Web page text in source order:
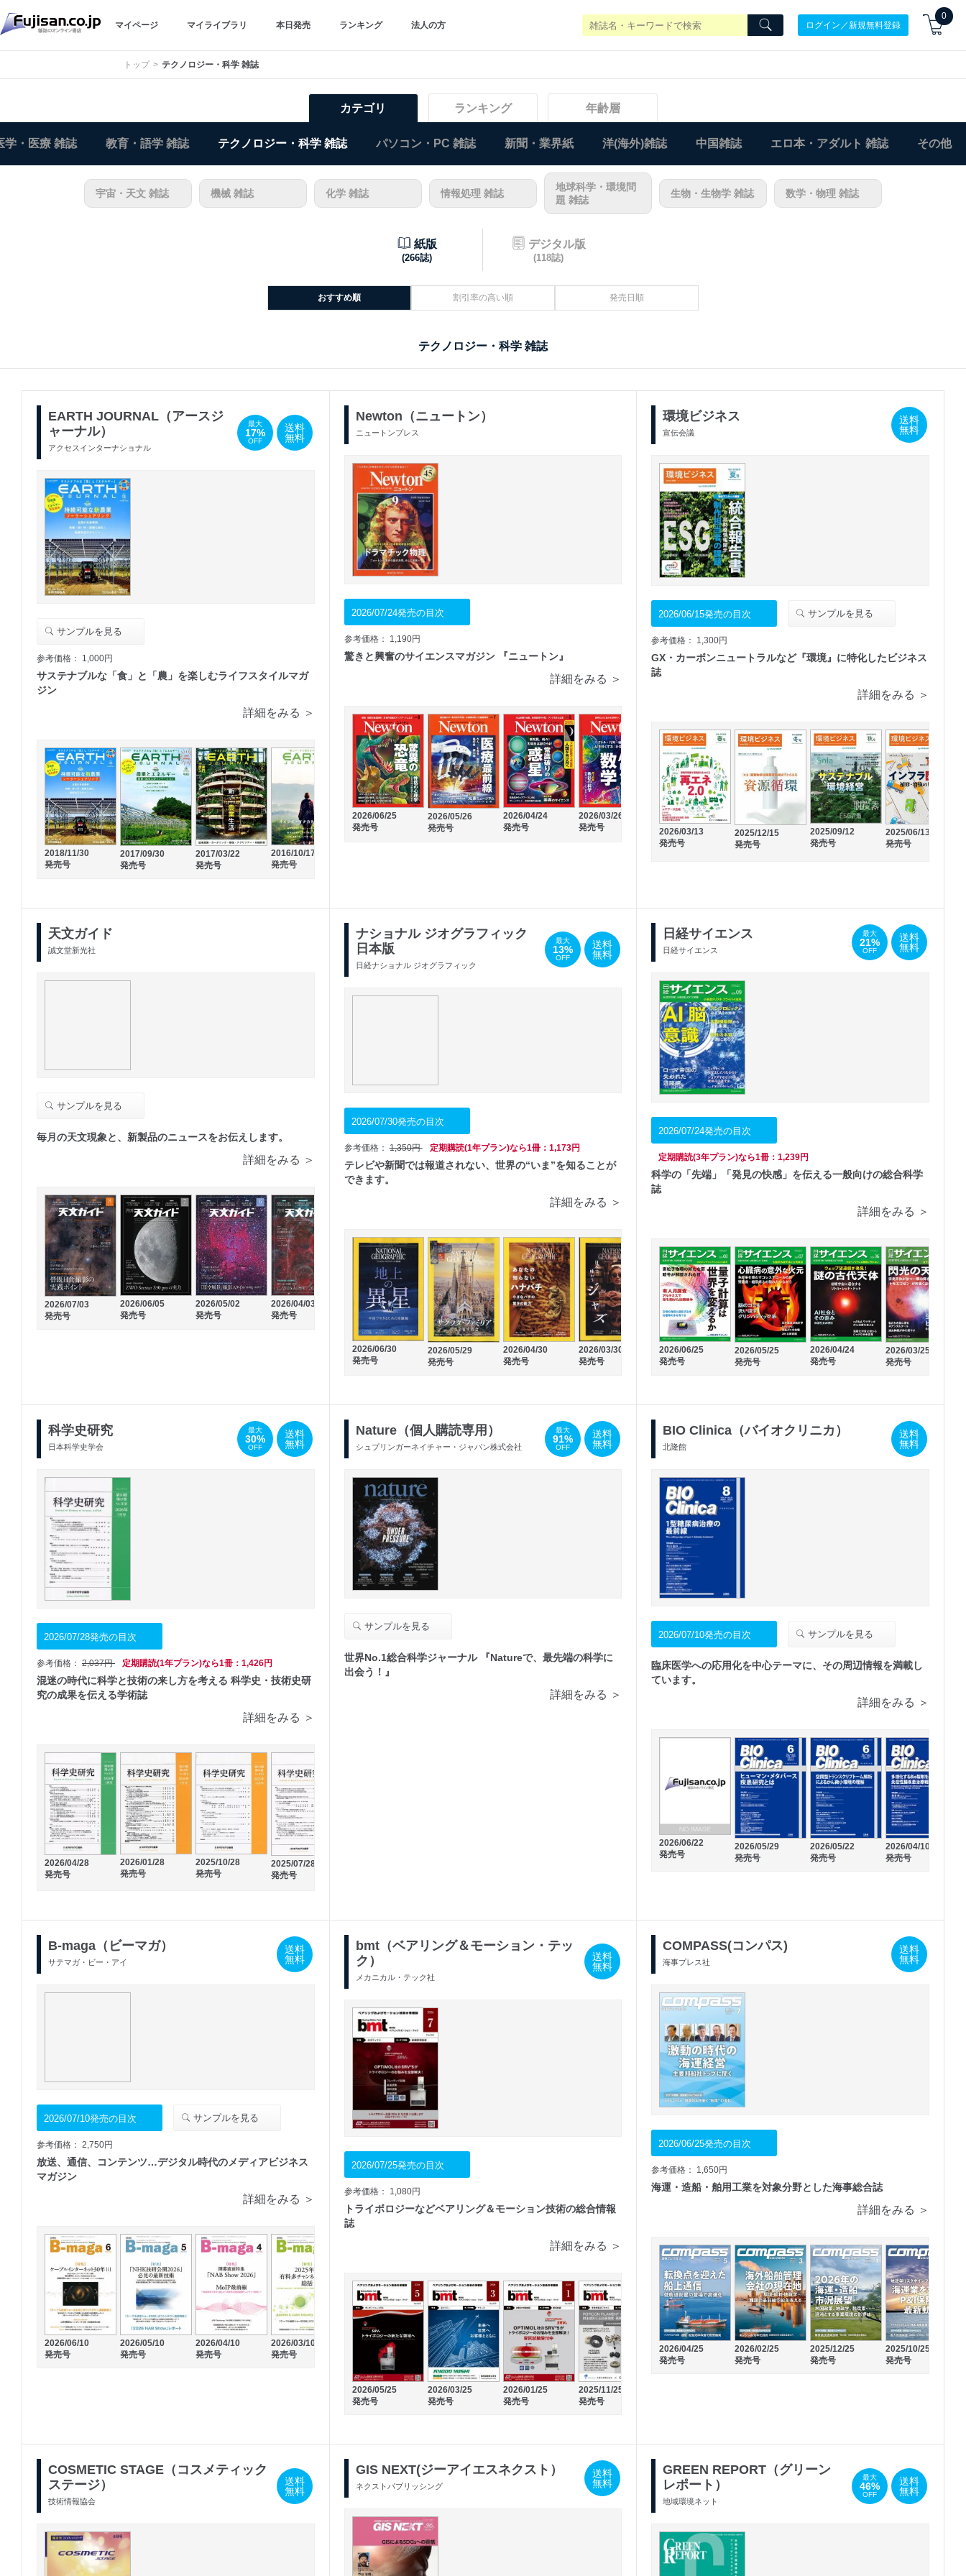
マイページ マイライブラリ 本日発売 ランキング 法人の方 ログイン／新規無料登録
0
トップ テクノロジー・科学 雑誌
カテゴリ ランキング 年齢層
学・医療 雑誌 教育・語学 雑誌 テクノロジー・科学 雑誌 パソコン・PC 雑誌 新聞・業界紙 洋(海外)雑誌 中国雑誌 エロ本・アダルト 雑誌 その他
宇宙・天文 雑誌 機械 雑誌 化学 雑誌 情報処理 雑誌
地球科学・環境問
題 雑誌
生物・生物学 雑誌 数学・物理 雑誌
紙版
(266誌)
デジタル版
(118誌)
おすすめ順 割引率の高い順 発売日順
テクノロジー・科学 雑誌
EARTH JOURNAL（アースジ
ャーナル）
アクセスインターナショナル
最大
17%
OFF
送料
無料
サンプルを見る
参考価格： 1,000円
サステナブルな「食」と「農」を楽しむライフスタイルマガ
ジン
詳細をみる ＞
2018/11/30
発売号
2017/09/30
発売号
2017/03/22
発売号
2016/10/17
発売号
Newton（ニュートン）
ニュートンプレス
2026/07/24発売の目次
参考価格： 1,190円
驚きと興奮のサイエンスマガジン 『ニュートン』
詳細をみる ＞
2026/06/25
発売号
2026/05/26
発売号
2026/04/24
発売号
2026/03/26
発売号
2026/02/26
発売号
2026/01/26
発売号
環境ビジネス
宣伝会議
送料
無料
2026/06/15発売の目次 サンプルを見る
参考価格： 1,300円
GX・カーボンニュートラルなど『環境』に特化したビジネス
誌
詳細をみる ＞
2026/03/13
発売号
2025/12/15
発売号
2025/09/12
発売号
2025/06/13
発売号
天文ガイド
誠文堂新光社
サンプルを見る
毎月の天文現象と、新製品のニュースをお伝えします。
詳細をみる ＞
2026/07/03
発売号
2026/06/05
発売号
2026/05/02
発売号
2026/04/03
発売号
2026/03/05
発売号
2026/02/05
発売号
ナショナル ジオグラフィック
日本版
日経ナショナル ジオグラフィック
最大
13%
OFF
送料
無料
2026/07/30発売の目次
参考価格：1,350円 定期購読(1年プラン)なら1冊：1,173円
テレビや新聞では報道されない、世界の“いま”を知ることが
できます。
詳細をみる ＞
2026/06/30
発売号
2026/05/29
発売号
2026/04/30
発売号
2026/03/30
発売号
2026/02/28
発売号
2026/01/30
発売号
日経サイエンス
日経サイエンス
最大
21%
OFF
送料
無料
2026/07/24発売の目次
定期購読(3年プラン)なら1冊：1,239円
科学の「先端」「発見の快感」を伝える一般向けの総合科学
誌
詳細をみる ＞
2026/06/25
発売号
2026/05/25
発売号
2026/04/24
発売号
2026/03/25
発売号
科学史研究
日本科学史学会
最大
30%
OFF
送料
無料
2026/07/28発売の目次
参考価格： 2,037円 定期購読(1年プラン)なら1冊：1,426円
混迷の時代に科学と技術の来し方を考える 科学史・技術史研
究の成果を伝える学術誌
詳細をみる ＞
2026/04/28
発売号
2026/01/28
発売号
2025/10/28
発売号
2025/07/28
発売号
Nature（個人購読専用）
シュプリンガーネイチャー・ジャパン株式会社
最大
91%
OFF
送料
無料
サンプルを見る
世界No.1総合科学ジャーナル 『Natureで、最先端の科学に
出会う！』
詳細をみる ＞
BIO Clinica（バイオクリニカ）
北隆館
送料
無料
2026/07/10発売の目次 サンプルを見る
臨床医学への応用化を中心テーマに、その周辺情報を満載し
ています。
詳細をみる ＞
2026/06/22
発売号
2026/05/29
発売号
2026/05/22
発売号
2026/04/10
発売号
B-maga（ビーマガ）
サテマガ・ビー・アイ
送料
無料
2026/07/10発売の目次 サンプルを見る
参考価格： 2,750円
放送、通信、コンテンツ…デジタル時代のメディアビジネス
マガジン
詳細をみる ＞
2026/06/10
発売号
2026/05/10
発売号
2026/04/10
発売号
2026/03/10
発売号
2026/02/10
2026/01/10
発売号
bmt（ベアリング＆モーション・テッ
ク）
メカニカル・テック社
送料
無料
2026/07/25発売の目次
参考価格： 1,080円
トライボロジーなどベアリング＆モーション技術の総合情報
誌
詳細をみる ＞
2026/05/25
発売号
2026/03/25
発売号
2026/01/25
発売号
2025/11/25
発売号
COMPASS(コンパス)
海事プレス社
送料
無料
2026/06/25発売の目次
参考価格： 1,650円
海運・造船・舶用工業を対象分野とした海事総合誌
詳細をみる ＞
2026/04/25
発売号
2026/02/25
発売号
2025/12/25
発売号
2025/10/25
発売号
COSMETIC STAGE（コスメティック
ステージ）
技術情報協会
送料
無料
GIS NEXT(ジーアイエスネクスト）
ネクストパブリッシング
送料
無料
GREEN REPORT（グリーン
レポート）
地域環境ネット
最大
46%
OFF
送料
無料